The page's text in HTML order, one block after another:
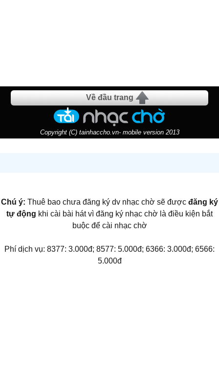
Về đầu trang
Copyright (C) tainhaccho.vn- mobile version 2013
Chú ý: Thuê bao chưa đăng ký dv nhạc chờ sẽ được đăng ký
tự động khi cài bài hát vì đăng ký nhạc chờ là điều kiện bắt
buộc để cài nhạc chờ
Phí dịch vụ: 8377: 3.000đ; 8577: 5.000đ; 6366: 3.000đ; 6566:
5.000đ